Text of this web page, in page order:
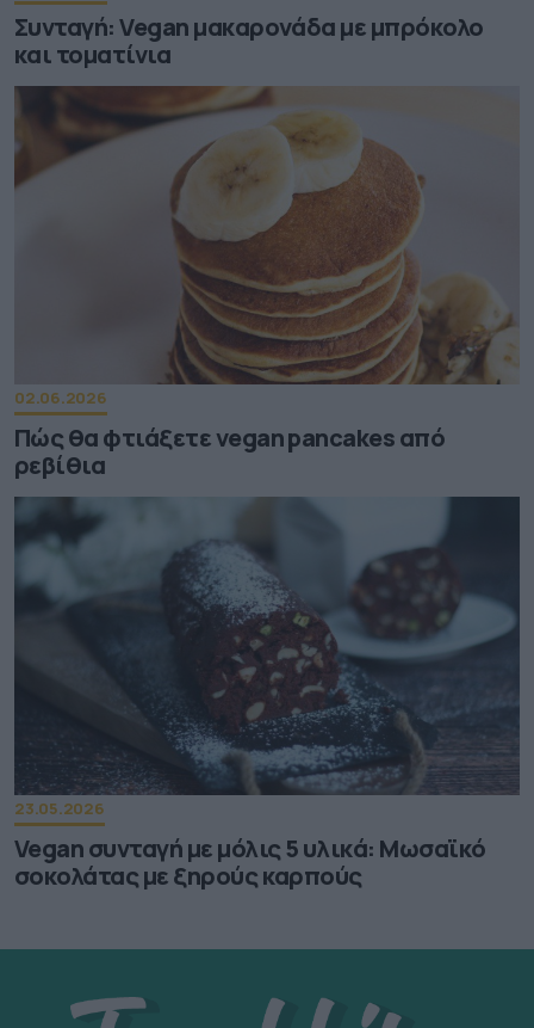
Συνταγή: Vegan μακαρονάδα με μπρόκολο
και τοματίνια
02.06.2026
Πώς θα φτιάξετε vegan pancakes από
ρεβίθια
23.05.2026
Vegan συνταγή με μόλις 5 υλικά: Μωσαϊκό
σοκολάτας με ξηρούς καρπούς